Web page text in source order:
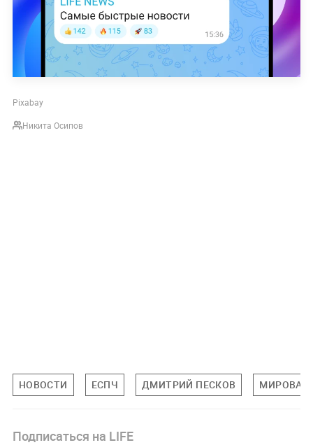
Pixabay
Никита Осипов
НОВОСТИ ЕСПЧ ДМИТРИЙ ПЕСКОВ МИРОВАЯ
Подписаться на LIFE